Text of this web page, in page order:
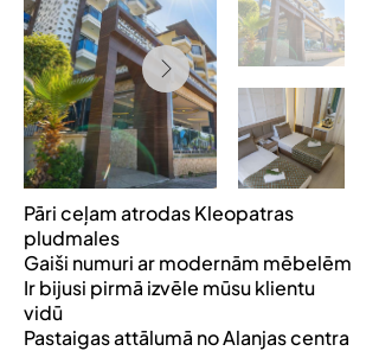
Pāri ceļam atrodas Kleopatras
pludmales
Gaiši numuri ar modernām mēbelēm
Ir bijusi pirmā izvēle mūsu klientu
vidū
Pastaigas attālumā no Alanjas centra